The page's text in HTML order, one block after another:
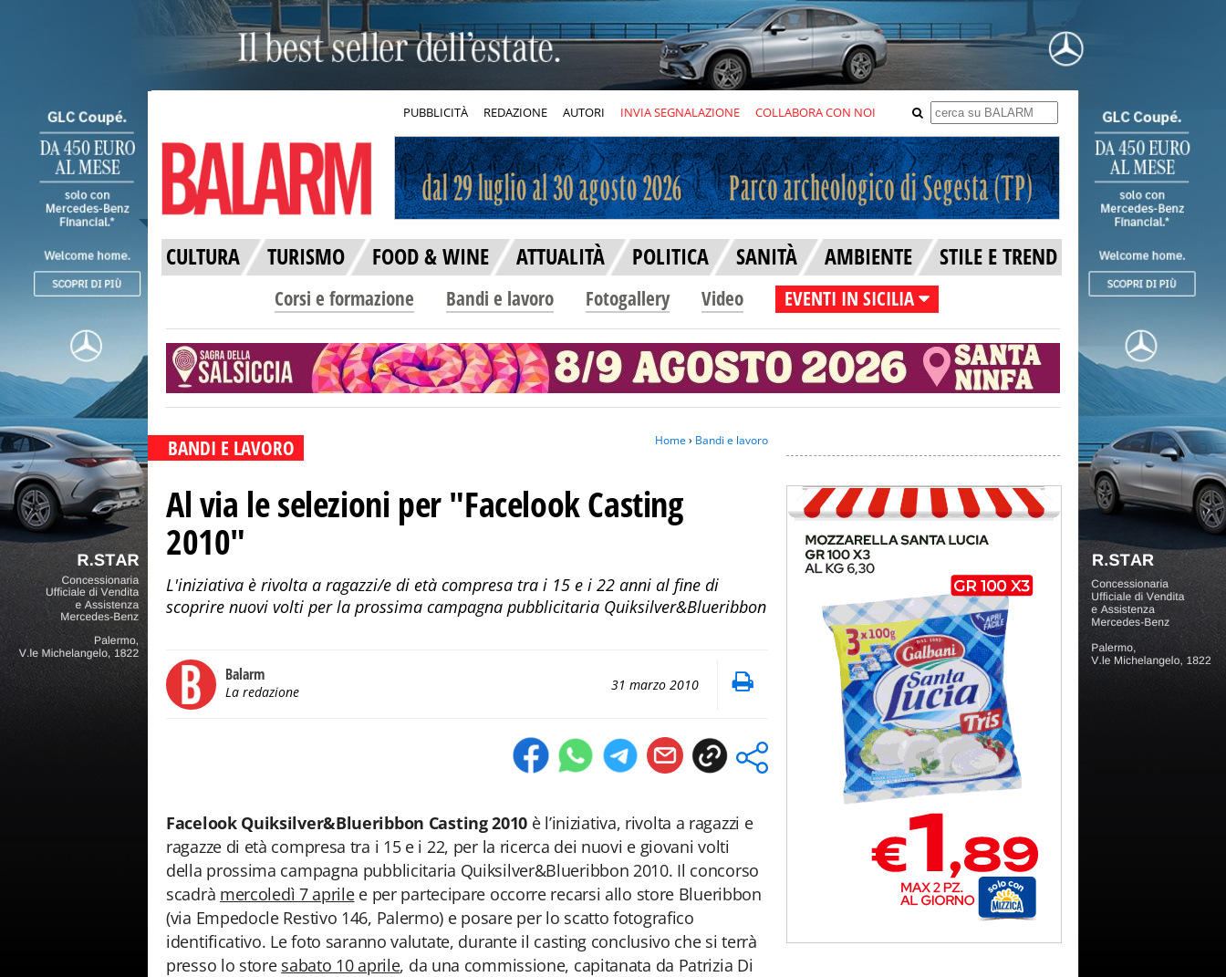
PUBBLICITÀ REDAZIONE AUTORI INVIA SEGNALAZIONE COLLABORA CON NOI
CULTURA TURISMO FOOD & WINE ATTUALITÀ POLITICA SANITÀ AMBIENTE STILE E TREND
Corsi e formazione Bandi e lavoro Fotogallery Video EVENTI IN SICILIA
BANDI E LAVORO Home› Bandi e lavoro
Al via le selezioni per "Facelook Casting
2010"
L'iniziativa è rivolta a ragazzi/e di età compresa tra i 15 e i 22 anni al fine di
scoprire nuovi volti per la prossima campagna pubblicitaria Quiksilver&Blueribbon
Balarm
La redazione 31 marzo 2010
Facelook Quiksilver&Blueribbon Casting2010 è l’iniziativa, rivolta a ragazzi e
ragazze di età compresa tra i 15 e i 22, per la ricerca dei nuovi e giovani volti
della prossima campagna pubblicitaria Quiksilver&Blueribbon 2010. Il concorso
scadrà mercoledì 7 aprilee per partecipare occorre recarsi allo store Blueribbon
(via Empedocle Restivo 146, Palermo) e posare per lo scatto fotografico
identificativo. Le foto saranno valutate, durante il casting conclusivo che si terrà
presso lo store sabato 10 aprile, da una commissione, capitanata da Patrizia Di